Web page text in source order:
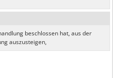
beschlossen hat, aus der
auszusteigen,